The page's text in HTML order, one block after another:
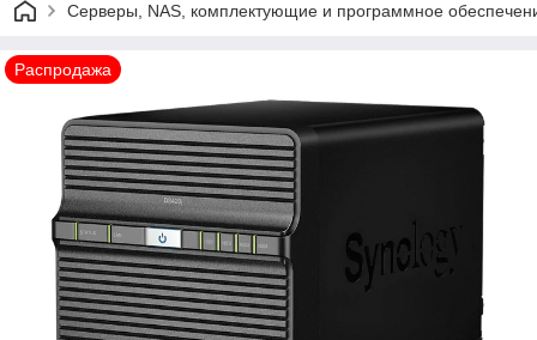
Серверы, NAS, комплектующие и программное
Распродажа